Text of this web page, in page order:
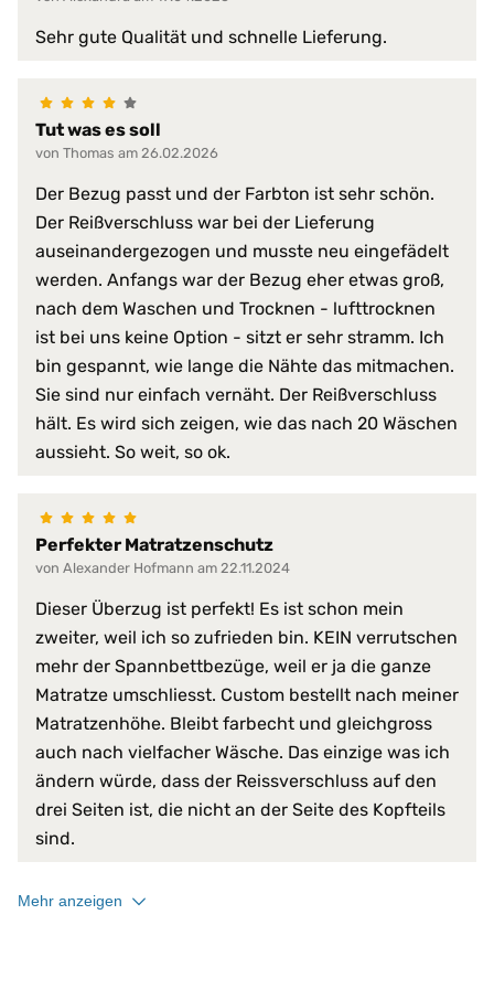
Sehr gute Qualität und schnelle Lieferung.
Tut was es soll
von Thomas am 26.02.2026
Der Bezug passt und der Farbton ist sehr schön.
Der Reißverschluss war bei der Lieferung
auseinandergezogen und musste neu eingefädelt
werden. Anfangs war der Bezug eher etwas groß,
nach dem Waschen und Trocknen - lufttrocknen
ist bei uns keine Option - sitzt er sehr stramm. Ich
bin gespannt, wie lange die Nähte das mitmachen.
Sie sind nur einfach vernäht. Der Reißverschluss
hält. Es wird sich zeigen, wie das nach 20 Wäschen
aussieht. So weit, so ok.
Perfekter Matratzenschutz
von Alexander Hofmann am 22.11.2024
Dieser Überzug ist perfekt! Es ist schon mein
zweiter, weil ich so zufrieden bin. KEIN verrutschen
mehr der Spannbettbezüge, weil er ja die ganze
Matratze umschliesst. Custom bestellt nach meiner
Matratzenhöhe. Bleibt farbecht und gleichgross
auch nach vielfacher Wäsche. Das einzige was ich
ändern würde, dass der Reissverschluss auf den
drei Seiten ist, die nicht an der Seite des Kopfteils
sind.
Mehr anzeigen